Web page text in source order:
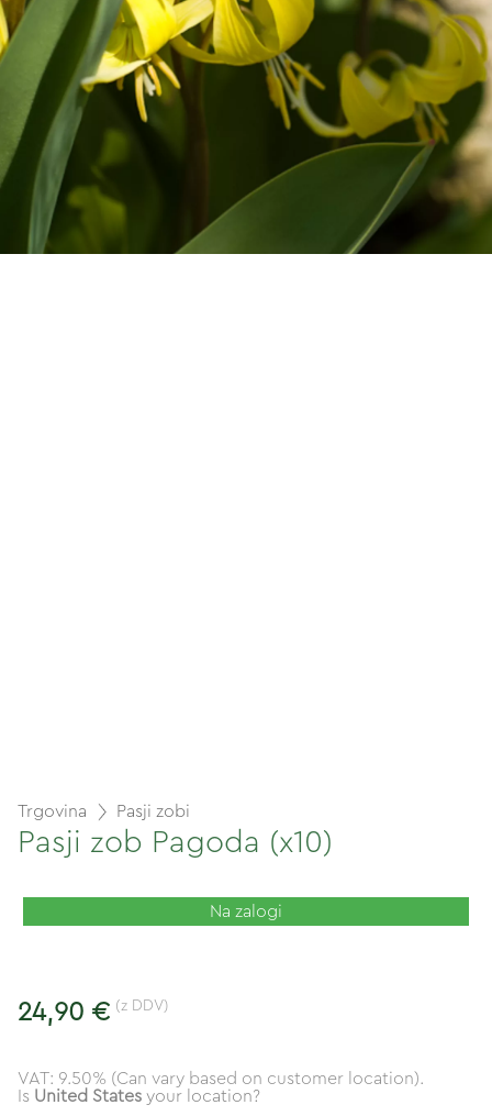
Trgovina Pasji zobi
Pasji zob Pagoda (x10)
Na zalogi
24,90 € (z DDV)
VAT: 9.50% (Can vary based on customer location).
Is United States your location?